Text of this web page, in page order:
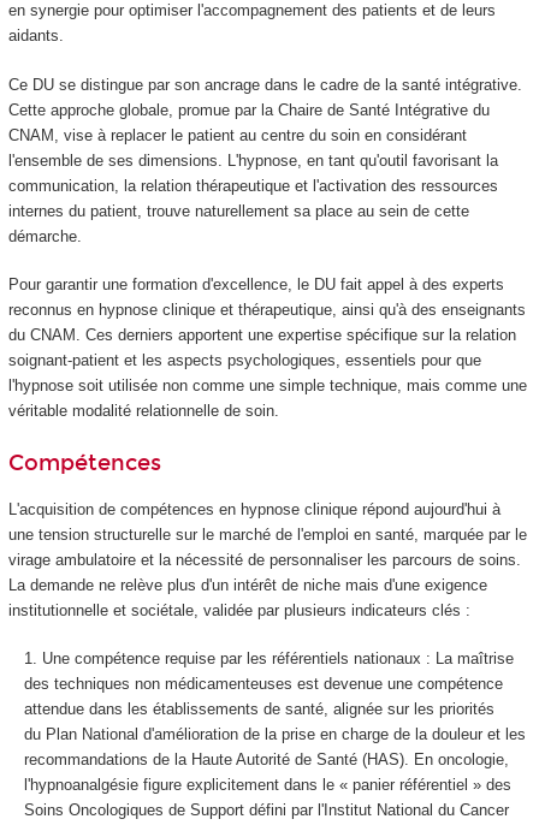
en synergie pour optimiser l'accompagnement des patients et de leurs
aidants.
Ce DU se distingue par son ancrage dans le cadre de la santé intégrative.
Cette approche globale, promue par la Chaire de Santé Intégrative du
CNAM, vise à replacer le patient au centre du soin en considérant
l'ensemble de ses dimensions. L'hypnose, en tant qu'outil favorisant la
communication, la relation thérapeutique et l'activation des ressources
internes du patient, trouve naturellement sa place au sein de cette
démarche.
Pour garantir une formation d'excellence, le DU fait appel à des experts
reconnus en hypnose clinique et thérapeutique, ainsi qu'à des enseignants
du CNAM. Ces derniers apportent une expertise spécifique sur la relation
soignant-patient et les aspects psychologiques, essentiels pour que
l'hypnose soit utilisée non comme une simple technique, mais comme une
véritable modalité relationnelle de soin.
Compétences
L'acquisition de compétences en hypnose clinique répond aujourd'hui à
une tension structurelle sur le marché de l'emploi en santé, marquée par le
virage ambulatoire et la nécessité de personnaliser les parcours de soins.
La demande ne relève plus d'un intérêt de niche mais d'une exigence
institutionnelle et sociétale, validée par plusieurs indicateurs clés :
Une compétence requise par les référentiels nationaux : La maîtrise
des techniques non médicamenteuses est devenue une compétence
attendue dans les établissements de santé, alignée sur les priorités
du Plan National d'amélioration de la prise en charge de la douleur et les
recommandations de la Haute Autorité de Santé (HAS). En oncologie,
l'hypnoanalgésie figure explicitement dans le « panier référentiel » des
Soins Oncologiques de Support défini par l'Institut National du Cancer